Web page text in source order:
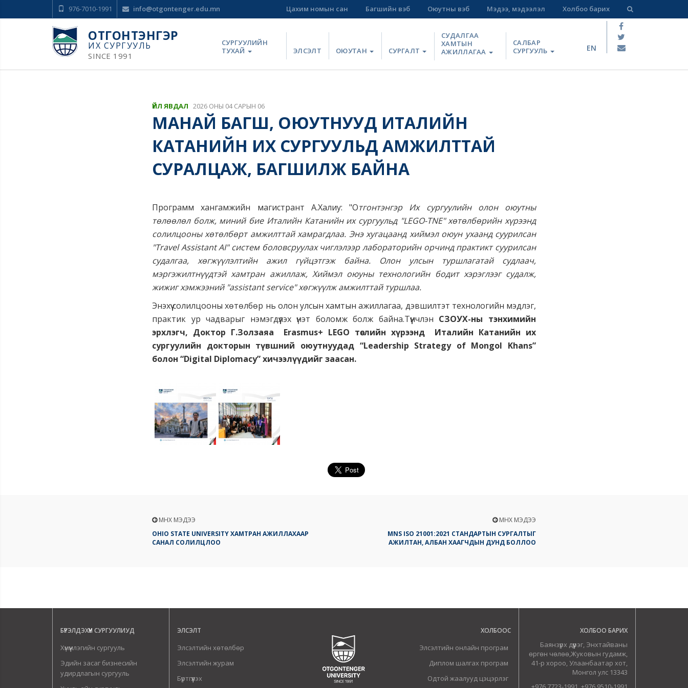
976-7010-1991 info@otgontenger.edu.mn Цахим номын сан Багшийн вэб Оюутны вэб Мэдээ, мэдээлэл Холбоо барих
ОТГОНТЭНГЭР
ИХ СУРГУУЛЬ
SINCE 1991
СУРГУУЛИЙН
ТУХАЙ
ЭЛСЭЛТ ОЮУТАН СУРГАЛТ
СУДАЛГАА
ХАМТЫН
АЖИЛЛАГАА
САЛБАР
СУРГУУЛЬ
EN
ҮЙЛ ЯВДАЛ 2026 ОНЫ 04 САРЫН 06
МАНАЙ БАГШ, ОЮУТНУУД ИТАЛИЙН
КАТАНИЙН ИХ СУРГУУЛЬД АМЖИЛТТАЙ
СУРАЛЦАЖ, БАГШИЛЖ БАЙНА
Программ хангамжийн магистрант А.Халиу: "Отгонтэнгэр Их сургуулийн олон оюутны
төлөөлөл болж, миний бие Италийн Катанийн их сургуульд "LEGO-TNE" хөтөлбөрийн хүрээнд
солилцооны хөтөлбөрт амжилттай хамрагдлаа. Энэ хугацаанд хиймэл оюун ухаанд суурилсан
"Travel Assistant AI" систем боловсруулах чиглэлээр лабораторийн орчинд практикт суурилсан
судалгаа, хөгжүүлэлтийн ажил гүйцэтгэж байна. Олон улсын туршлагатай судлаач,
мэргэжилтнүүдтэй хамтран ажиллаж, Хиймэл оюуны технологийн бодит хэрэглээг судалж,
жижиг хэмжээний "assistant service" хөгжүүлж амжилттай туршлаа.
Энэхүү солилцооны хөтөлбөр нь олон улсын хамтын ажиллагаа, дэвшилтэт технологийн мэдлэг,
практик ур чадварыг нэмэгдүүлэх үнэт боломж болж байна.Түүнчлэн СЗОУХ-ны тэнхимийн
эрхлэгч, Доктор Г.Золзаяа Erasmus+ LEGO төслийн хүрээнд Италийн Катанийн их
сургуулийн докторын түвшний оюутнуудад “Leadership Strategy of Mongol Khans”
болон “Digital Diplomacy” хичээлүүдийг заасан.
ӨМНӨХ МЭДЭЭ
OHIO STATE UNIVERSITY ХАМТРАН АЖИЛЛАХААР
САНАЛ СОЛИЛЦЛОО
ӨМНӨХ МЭДЭЭ
MNS ISO 21001:2021 СТАНДАРТЫН СУРГАЛТЫГ
АЖИЛТАН, АЛБАН ХААГЧДЫН ДУНД БОЛЛОО
БҮРЭЛДЭХҮҮН СУРГУУЛИУД
Хүмүүнлэгийн сургууль
Эдийн засаг бизнесийн
удирдлагын сургууль
ЭЛСЭЛТ
Элсэлтийн хөтөлбөр
Элсэлтийн журам
Бүртгүүлэх
ХОЛБООС
Элсэлтийн онлайн програм
Диплом шалгах програм
Одтой жаалууд цэцэрлэг
ХОЛБОО БАРИХ
Баянзүрх дүүрэг, Энхтайваны
өргөн чөлөө,Жуковын гудамж,
41-р хороо, Улаанбаатар хот,
Монгол улс 13343